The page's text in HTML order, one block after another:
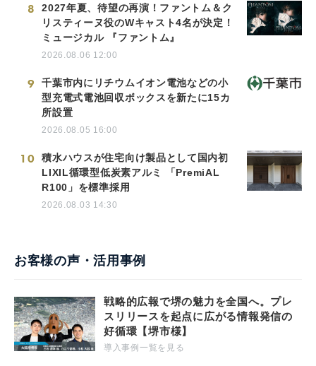
8
2027年夏、待望の再演！ファントム＆ク
リスティーヌ役のWキャスト4名が決定！
ミュージカル 『ファントム』
2026.08.06 12:00
9
千葉市内にリチウムイオン電池などの小
型充電式電池回収ボックスを新たに15カ
所設置
2026.08.05 16:00
10
積水ハウスが住宅向け製品として国内初
LIXIL循環型低炭素アルミ 「PremiAL
R100」を標準採用
2026.08.03 14:30
お客様の声・活用事例
戦略的広報で堺の魅力を全国へ。プレ
スリリースを起点に広がる情報発信の
好循環【堺市様】
導入事例一覧を見る